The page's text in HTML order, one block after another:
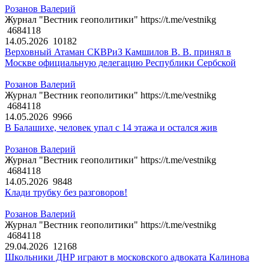
Розанов Валерий
Журнал "Вестник геополитики" https://t.me/vestnikg
4684118
14.05.2026 10182
Верховный Атаман СКВРиЗ Камшилов В. В. принял в
Москве официальную делегацию Республики Сербской
Розанов Валерий
Журнал "Вестник геополитики" https://t.me/vestnikg
4684118
14.05.2026 9966
В Балашихе, человек упал с 14 этажа и остался жив
Розанов Валерий
Журнал "Вестник геополитики" https://t.me/vestnikg
4684118
14.05.2026 9848
Клади трубку без разговоров!
Розанов Валерий
Журнал "Вестник геополитики" https://t.me/vestnikg
4684118
29.04.2026 12168
Школьники ДНР играют в московского адвоката Калинова